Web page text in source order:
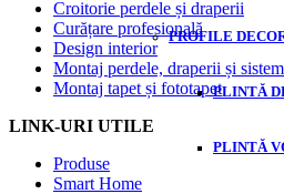
PROFILE
PLINTĂ
PLINTĂ
Croitorie perdele și draperii
Curățare profesională
Design interior
Montaj perdele, draperii și
Montaj tapet și fototapet
LINK-URI UTILE
Produse
Smart Home